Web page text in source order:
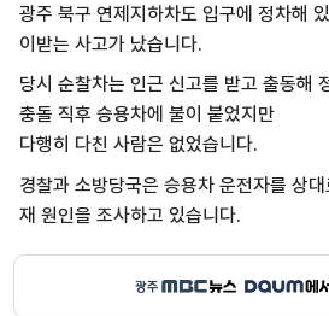
광주 북구 연제지하차도 입구에 정차해
이받는 사고가 났습니다.
당시 순찰차는 인근 신고를 받고 출동해
충돌 직후 승용차에 불이 붙었지만
다행히 다친 사람은 없었습니다.
경찰과 소방당국은 승용차 운전자를 상
재 원인을 조사하고 있습니다.